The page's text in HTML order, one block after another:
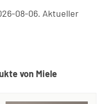
08-06. Aktueller
von Miele